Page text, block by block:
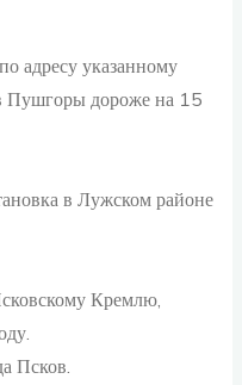
адресу указанному
Пушгоры дороже на 15
в Лужском районе
Кремлю,
Псков.